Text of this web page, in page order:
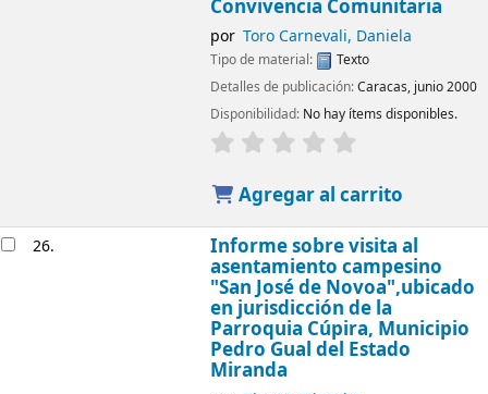
Convivencia Comunitaria
por Toro Carnevali, Daniela
Tipo de material:
Texto
Detalles de publicación:Caracas, junio 2000
Disponibilidad: No hay ítems disponibles.
Agregar al carrito
26. Informe sobre visita al
asentamiento campesino
"San José de Novoa",ubicado
en jurisdicción de la
Parroquia Cúpira, Municipio
Pedro Gual del Estado
Miranda